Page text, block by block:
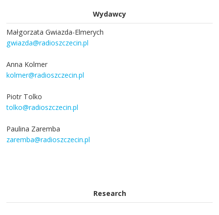
Wydawcy
Małgorzata Gwiazda-Elmerych
gwiazda@radioszczecin.pl
Anna Kolmer
kolmer@radioszczecin.pl
Piotr Tolko
tolko@radioszczecin.pl
Paulina Zaremba
zaremba@radioszczecin.pl
Research